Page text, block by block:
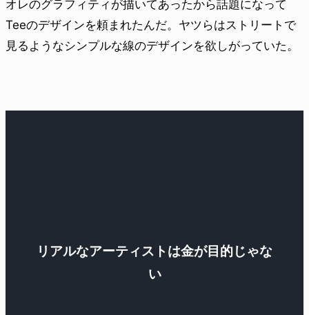
オレのグラフィティが描いてあったから話題になって
Teeのデザインを頼まれたんだ。ヤツらはストリートで
見るようなシンプルな線のデザインを欲しがっていた。
リアルなアーティストは金が目的じゃな
い